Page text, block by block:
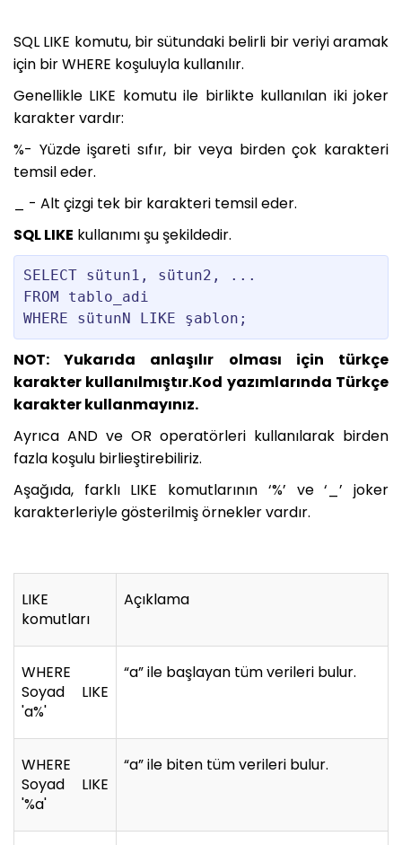
SQL LIKE komutu, bir sütundaki belirli bir veriyi aramak
için bir WHERE koşuluyla kullanılır.
Genellikle LIKE komutu ile birlikte kullanılan iki joker
karakter vardır:
%- Yüzde işareti sıfır, bir veya birden çok karakteri
temsil eder.
_ - Alt çizgi tek bir karakteri temsil eder.
SQL LIKE kullanımı şu şekildedir.
SELECT sütun1, sütun2, ...
FROM tablo_adi
WHERE sütunN LIKE şablon;
NOT: Yukarıda anlaşılır olması için türkçe
karakter kullanılmıştır.Kod yazımlarında Türkçe
karakter kullanmayınız.
Ayrıca AND ve OR operatörleri kullanılarak birden
fazla koşulu birlieştirebiliriz.
Aşağıda, farklı LIKE komutlarının ‘%’ ve ‘_’ joker
karakterleriyle gösterilmiş örnekler vardır.
LIKE
komutları
Açıklama
WHERE
Soyad LIKE
'a%'
“a” ile başlayan tüm verileri bulur.
WHERE
Soyad LIKE
'%a'
“a” ile biten tüm verileri bulur.